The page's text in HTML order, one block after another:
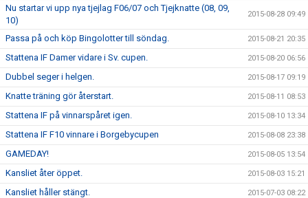
Nu startar vi upp nya tjejlag F06/07 och Tjejknatte (08, 09,
10)
2015-08-28 09:49
Passa på och köp Bingolotter till söndag. 2015-08-21 20:35
Stattena IF Damer vidare i Sv. cupen. 2015-08-20 06:56
Dubbel seger i helgen. 2015-08-17 09:19
Knatte träning gör återstart. 2015-08-11 08:53
Stattena IF på vinnarspåret igen. 2015-08-10 13:34
Stattena IF F10 vinnare i Borgebycupen 2015-08-08 23:38
GAMEDAY! 2015-08-05 13:54
Kansliet åter öppet. 2015-08-03 15:21
Kansliet håller stängt. 2015-07-03 08:22